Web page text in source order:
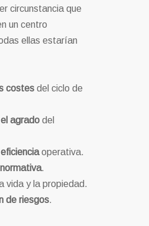
circunstancia que
un centro
ellas estarían
costes del ciclo de
agrado del
operativa.
.
vida y la propiedad.
de riesgos.